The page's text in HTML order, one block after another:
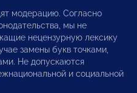
модерацию. Согласно
мы не
нецензурную лексику
замены букв точками,
Не допускаются
и социальной